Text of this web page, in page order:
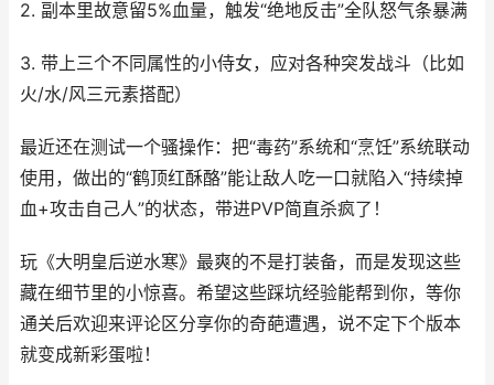
2. 副本里故意留5%血量，触发“绝地反击”全队怒气条暴满
3. 带上三个不同属性的小侍女，应对各种突发战斗（比如
火/水/风三元素搭配）
最近还在测试一个骚操作：把“毒药”系统和“烹饪”系统联动
使用，做出的“鹤顶红酥酪”能让敌人吃一口就陷入“持续掉
血+攻击自己人”的状态，带进PVP简直杀疯了！
玩《大明皇后逆水寒》最爽的不是打装备，而是发现这些
藏在细节里的小惊喜。希望这些踩坑经验能帮到你，等你
通关后欢迎来评论区分享你的奇葩遭遇，说不定下个版本
就变成新彩蛋啦！